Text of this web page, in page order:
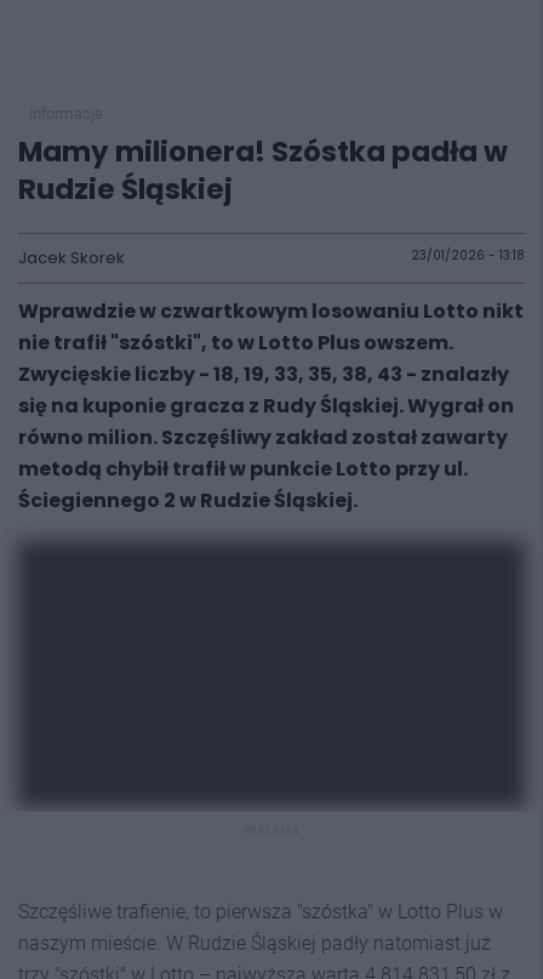
Mamy milionera! Szóstka padła w
Rudzie Śląskiej
Jacek Skorek 23/01/2026 - 13:18
Wprawdzie w czwartkowym losowaniu Lotto nikt
nie trafił "szóstki", to w Lotto Plus owszem.
Zwycięskie liczby - 18, 19, 33, 35, 38, 43 - znalazły
się na kuponie gracza z Rudy Śląskiej. Wygrał on
równo milion. Szczęśliwy zakład został zawarty
metodą chybił trafił w punkcie Lotto przy ul.
Ściegiennego 2 w Rudzie Śląskiej.
Szczęśliwe trafienie, to pierwsza "szóstka" w Lotto Plus w
naszym mieście. W Rudzie Śląskiej padły natomiast już
trzy "szóstki" w Lotto – najwyższa warta 4.814.831,50 zł z